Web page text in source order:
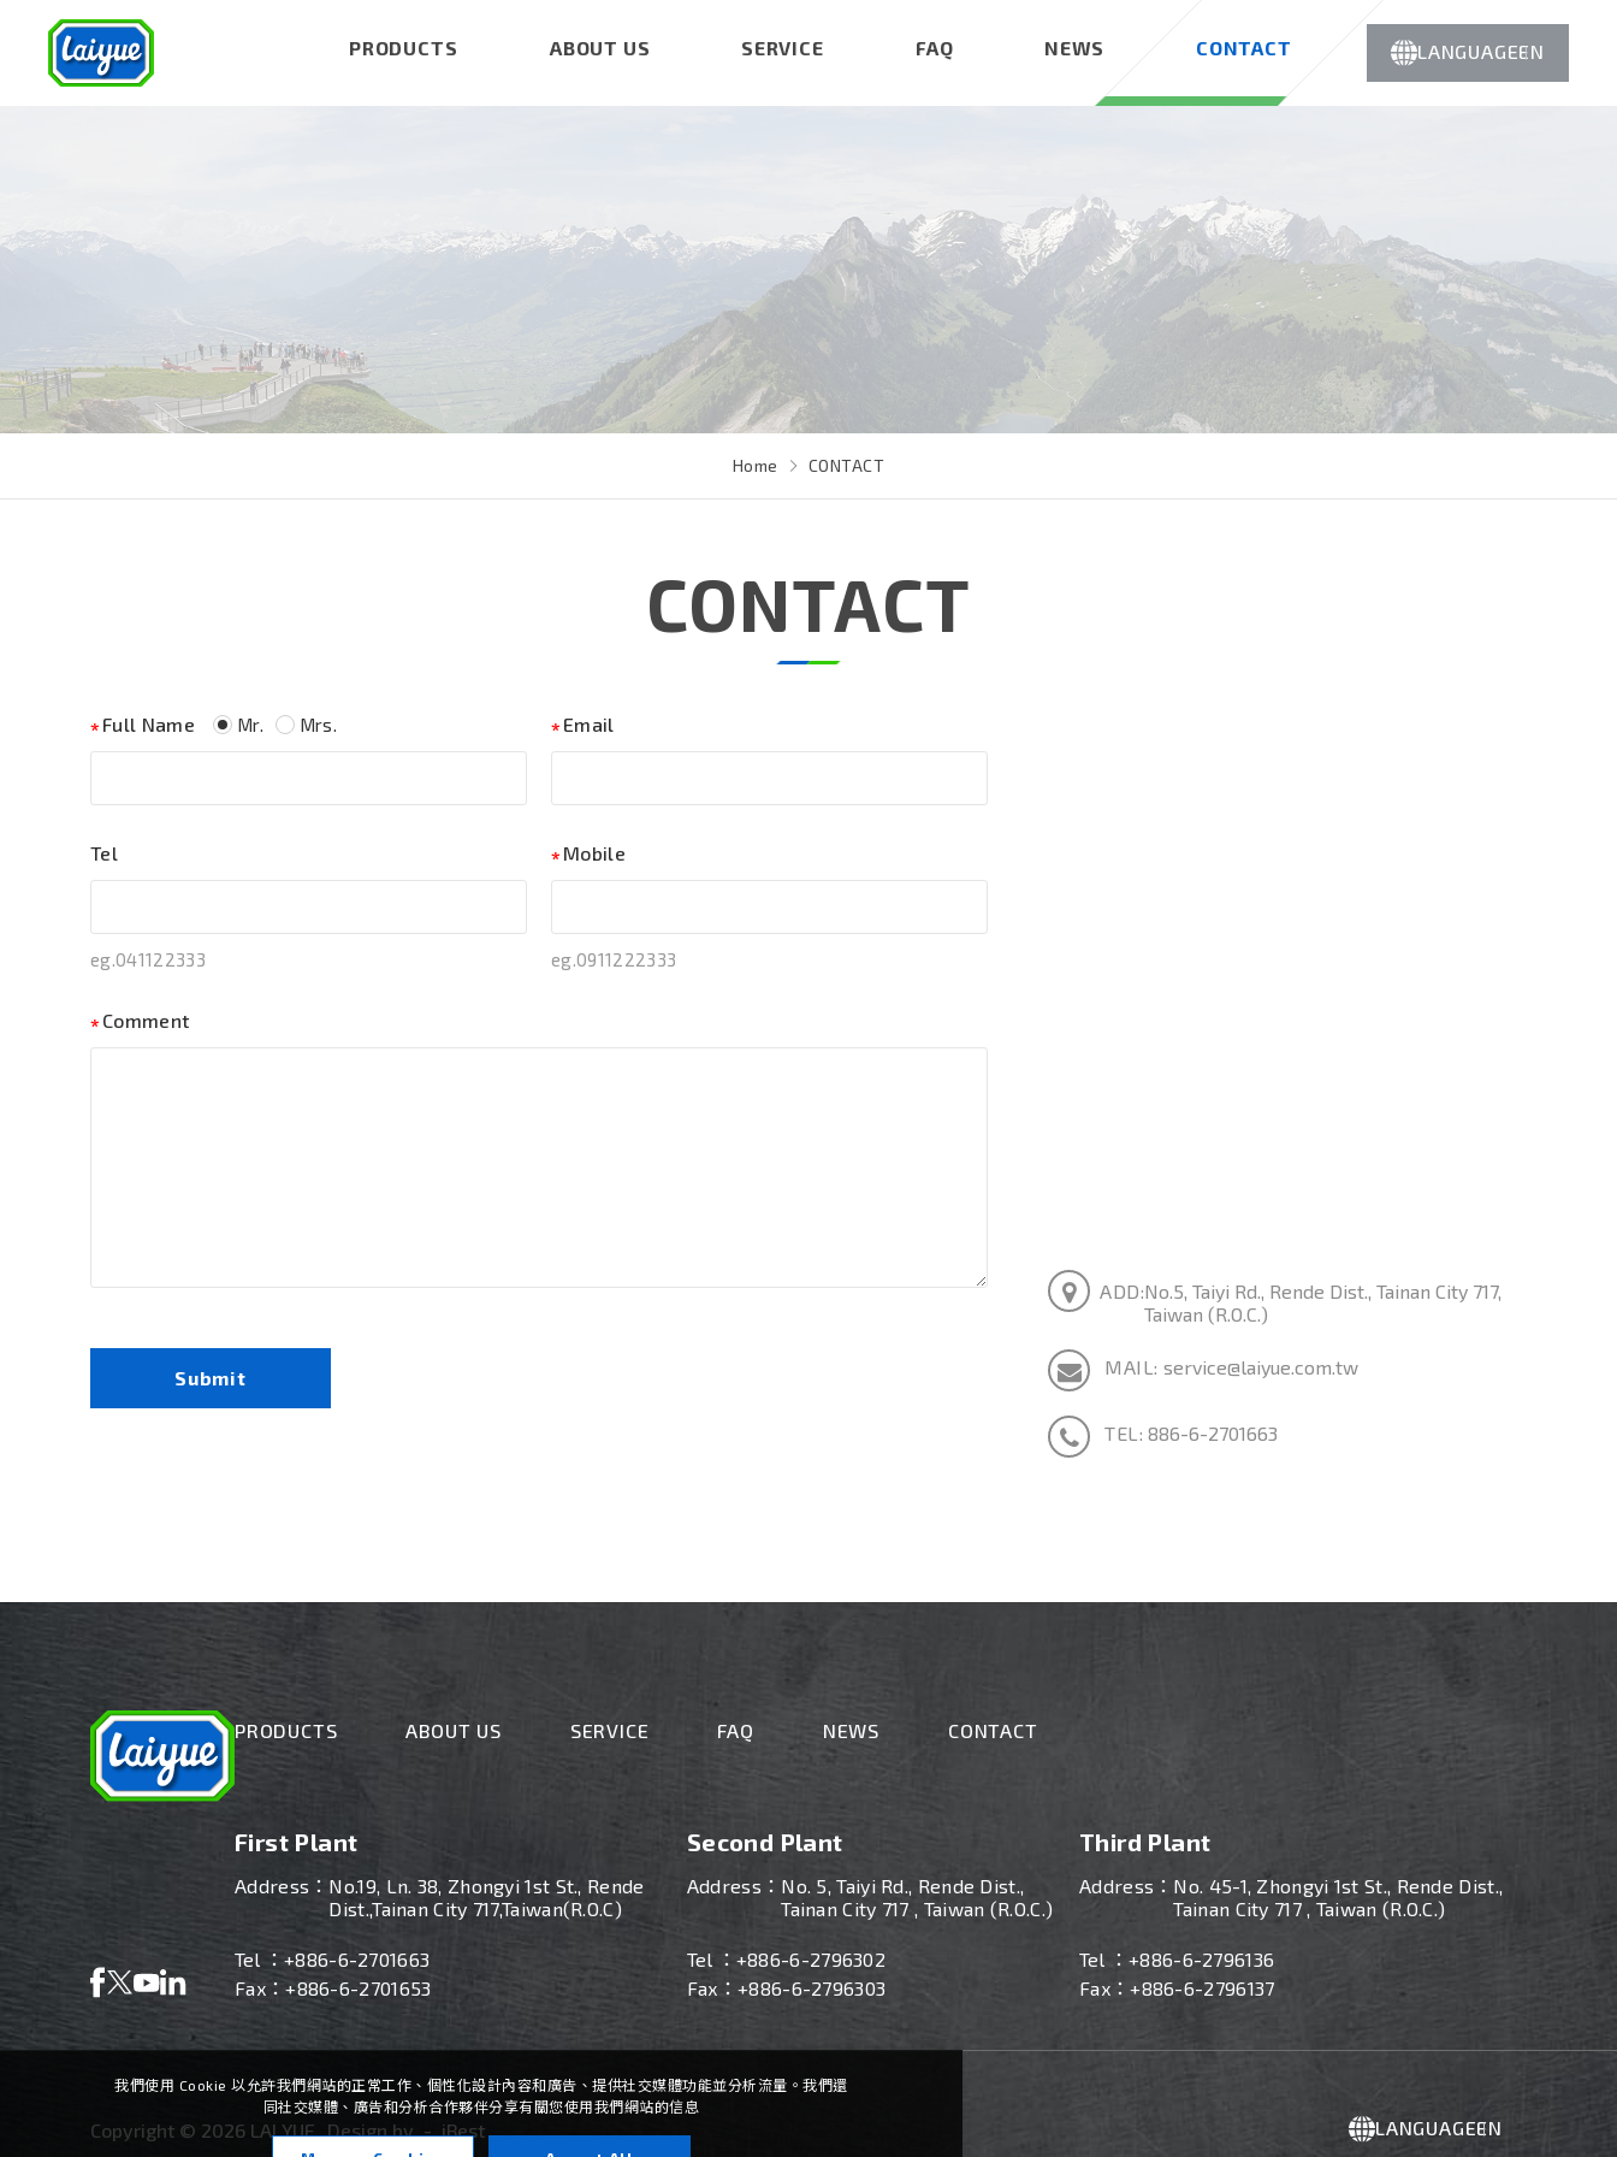
PRODUCTS ABOUT US SERVICE FAQ NEWS CONTACT LANGUAGEEN
Home CONTACT
CONTACT
Full Name Mr. Mrs. Email
Tel
eg.041122333
Mobile
eg.0911222333
Comment
Submit
ADD:No.5, Taiyi Rd., Rende Dist., Tainan City 717,
Taiwan (R.O.C.)
MAIL: service@laiyue.com.tw
TEL: 886-6-2701663
PRODUCTS ABOUT US SERVICE FAQ NEWS CONTACT
First Plant
Address： No.19, Ln. 38, Zhongyi 1st St., Rende
Dist.,Tainan City 717,Taiwan(R.O.C)
Tel ： +886-6-2701663
Fax：+886-6-2701653
Second Plant
Address： No. 5, Taiyi Rd., Rende Dist.,
Tainan City 717 , Taiwan (R.O.C.)
Tel ： +886-6-2796302
Fax：+886-6-2796303
Third Plant
Address： No. 45-1, Zhongyi 1st St., Rende Dist.,
Tainan City 717 , Taiwan (R.O.C.)
Tel ：+886-6-2796136
Fax：+886-6-2796137
Copyright © 2026 LAI YUE Design by - iBest LANGUAGEEN
我們使用 Cookie 以允許我們網站的正常工作、個性化設計內容和廣告、提供社交媒體功能並分析流量。我們還
同社交媒體、廣告和分析合作夥伴分享有關您使用我們網站的信息